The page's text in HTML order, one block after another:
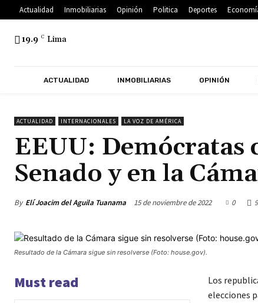
Actualidad Inmobiliarias Opinión Politica Deportes
19.9 C Lima
ACTUALIDAD INMOBILIARIAS OPINIÓN
ACTUALIDAD INTERNACIONALES LA VOZ DE AMÉRICA
EEUU:
Senado y en la
By Elí Joacim del Aguila Tuanama 15 de noviembre de 2022 0
Resultado de la Cámara sigue sin resolverse (Foto: house.gov).
Must read
Los
elecciones